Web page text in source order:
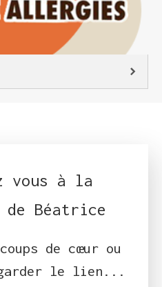
vous à la
Béatrice
de cœur ou
le lien...